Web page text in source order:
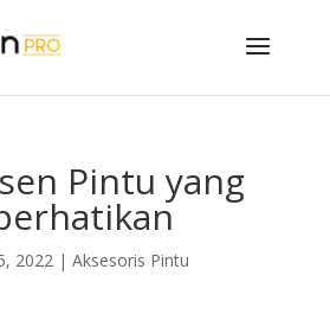
Pintu yang
2022| Aksesoris Pintu